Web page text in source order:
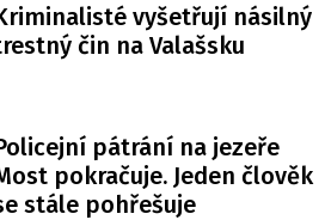
vyšetřují násilný
čin na Valašsku
pátrání na jezeře
pokračuje. Jeden člověk
stále pohřešuje